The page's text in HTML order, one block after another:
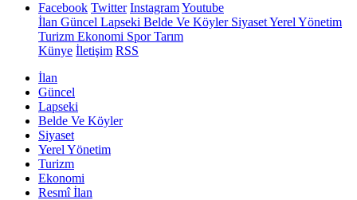
Facebook Twitter InstagramYoutube
İlan Güncel Lapseki Belde Ve KöylerSiyasetYerel Yönetim
Turizm Ekonomi SporTarım
Künye İletişim RSS
İlan
Güncel
Lapseki
Belde Ve Köyler
Siyaset
Yerel Yönetim
Turizm
Ekonomi
Resmî İlan